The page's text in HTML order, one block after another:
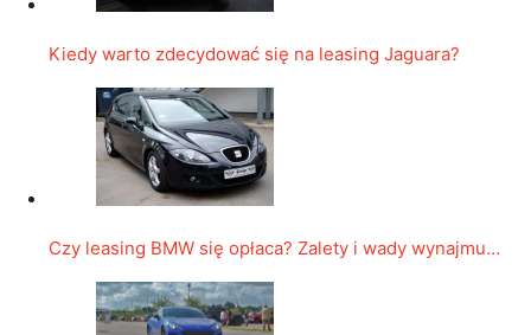
Kiedy warto zdecydować się na leasing Jaguara?
Czy leasing BMW się opłaca? Zalety i wady wynajmu…